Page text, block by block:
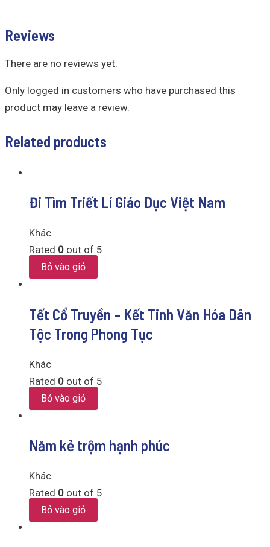
Reviews
There are no reviews yet.
Only logged in customers who have purchased this
product may leave a review.
Related products
Đi Tìm Triết Lí Giáo Dục Việt Nam
Khác
Rated 0 out of 5
Bỏ vào giỏ
Tết Cổ Truyền – Kết Tinh Văn Hóa Dân
Tộc Trong Phong Tục
Khác
Rated 0 out of 5
Bỏ vào giỏ
Năm kẻ trộm hạnh phúc
Khác
Rated 0 out of 5
Bỏ vào giỏ